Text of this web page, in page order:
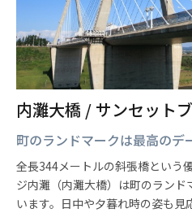
内灘大橋 / サンセット
町のランドマークは最高のデ
全長344メートルの斜張橋という
ジ内灘（内灘大橋）は町のランド
います。日中や夕暮れ時の姿も見